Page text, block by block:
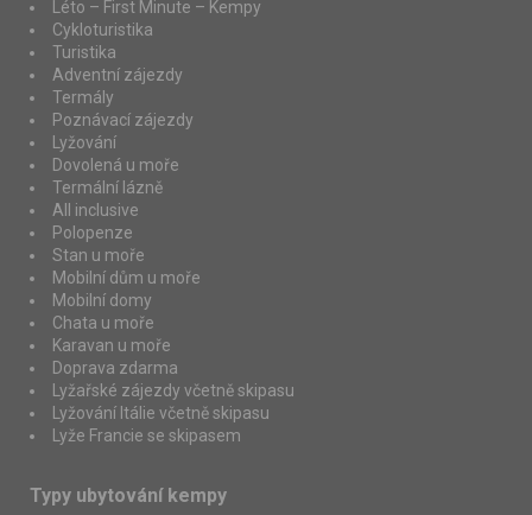
Léto – First Minute – Kempy
Cykloturistika
Turistika
Adventní zájezdy
Termály
Poznávací zájezdy
Lyžování
Dovolená u moře
Termální lázně
All inclusive
Polopenze
Stan u moře
Mobilní dům u moře
Mobilní domy
Chata u moře
Karavan u moře
Doprava zdarma
Lyžařské zájezdy včetně skipasu
Lyžování Itálie včetně skipasu
Lyže Francie se skipasem
Typy ubytování kempy